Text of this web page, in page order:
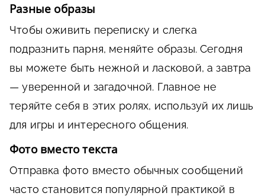
Разные образы
Чтобы оживить переписку и слегка
подразнить парня, меняйте образы. Сегодня
вы можете быть нежной и ласковой, а завтра
— уверенной и загадочной. Главное не
теряйте себя в этих ролях, используй их лишь
для игры и интересного общения.
Фото вместо текста
Отправка фото вместо обычных сообщений
часто становится популярной практикой в